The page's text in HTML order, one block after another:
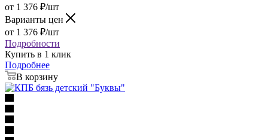
от 1 376 ₽/шт
Варианты цен
от 1 376 ₽/шт
Подробности
Купить в 1 клик
Подробнее
В корзину